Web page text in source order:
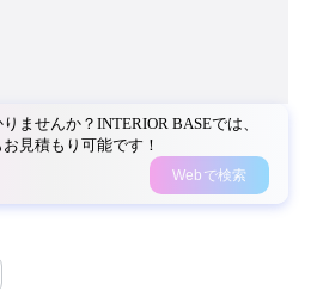
ませんか？INTERIOR BASEでは、
見積もり可能です！
Webで検索